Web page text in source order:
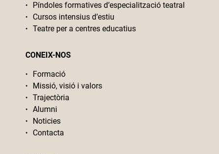
Píndoles formatives d’especialització teatral
Cursos intensius d’estiu
Teatre per a centres educatius
CONEIX-NOS
Formació
Missió, visió i valors
Trajectòria
Alumni
Noticies
Contacta